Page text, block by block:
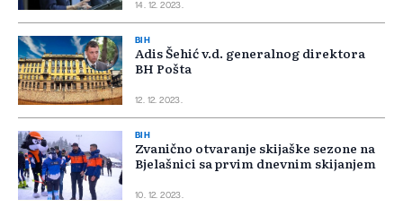
14. 12. 2023.
BIH
Adis Šehić v.d. generalnog direktora
BH Pošta
12. 12. 2023.
BIH
Zvanično otvaranje skijaške sezone na
Bjelašnici sa prvim dnevnim skijanjem
10. 12. 2023.